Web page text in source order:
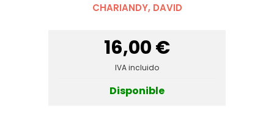
CHARIANDY, DAVID
16,00 €
IVA incluido
Disponible